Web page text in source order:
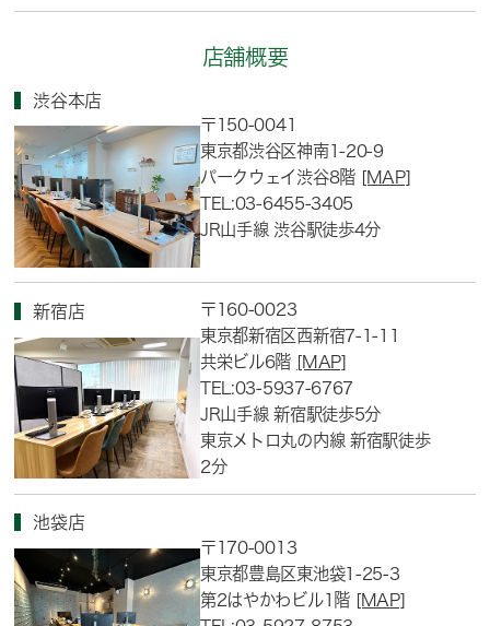
店舗概要
渋谷本店
〒150-0041
東京都渋谷区神南1-20-9
パークウェイ渋谷8階 [MAP]
TEL:03-6455-3405
JR山手線 渋谷駅徒歩4分
新宿店
〒160-0023
東京都新宿区西新宿7-1-11
共栄ビル6階 [MAP]
TEL:03-5937-6767
JR山手線 新宿駅徒歩5分
東京メトロ丸の内線 新宿駅徒歩
2分
池袋店
〒170-0013
東京都豊島区東池袋1-25-3
第2はやかわビル1階 [MAP]